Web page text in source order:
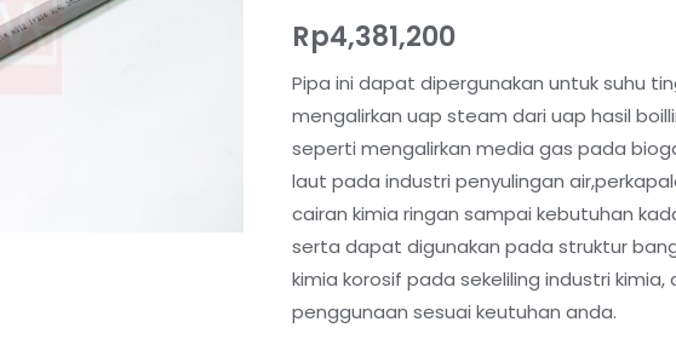
Rp4,381,200
Pipa ini dapat dipergunakan untuk suhu
mengalirkan uap steam dari uap hasil
seperti mengalirkan media gas pada
laut pada industri penyulingan
cairan kimia ringan sampai kebutuhan
serta dapat digunakan pada struktur
kimia korosif pada sekeliling industri kimia,
penggunaan sesuai keutuhan anda.